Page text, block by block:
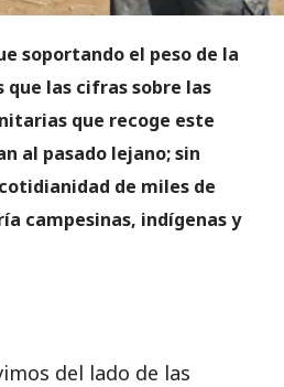
soportando el peso de la
que las cifras sobre las
que recoge este
al pasado lejano; sin
de miles de
campesinas, indígenas y
del lado de las